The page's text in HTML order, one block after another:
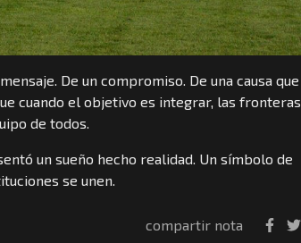
De un compromiso. De una causa que
cuando el objetivo es integrar, las fronteras
de todos.
un sueño hecho realidad. Un símbolo de
se unen.
compartir nota